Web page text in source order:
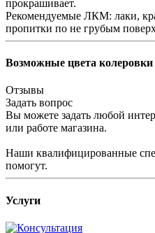
прокрашивает.
Рекомендуемые ЛКМ: лаки,
пропитки по не грубым
Возможные цвета колеровки
Отзывы
Задать вопрос
Вы можете задать любой
или работе магазина.
Наши квалифицированные
помогут.
Услуги